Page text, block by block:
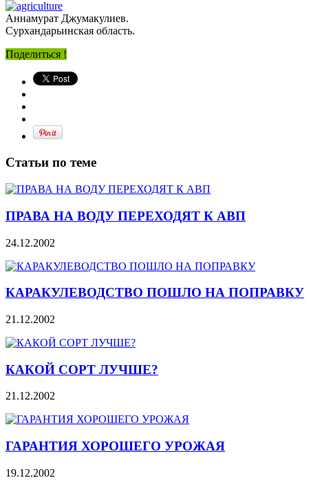
Аннамурат Джумакулиев.
Сурхандарьинская область.
Поделиться !
Статьи по теме
ПРАВА НА ВОДУ ПЕРЕХОДЯТ К АВП
24.12.2002
КАРАКУЛЕВОДСТВО ПОШЛО НА ПОПРАВКУ
21.12.2002
КАКОЙ СОРТ ЛУЧШЕ?
21.12.2002
ГАРАНТИЯ ХОРОШЕГО УРОЖАЯ
19.12.2002